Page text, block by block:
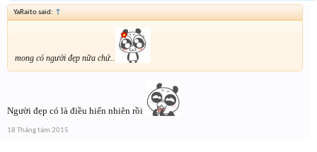
YaRaito said: ↑
mong có người đẹp nữa chứ..
Người đẹp có là điều hiển nhiên rồi
18 Tháng tám 2015